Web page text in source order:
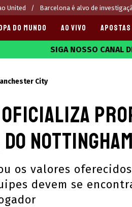
United Barcelona é alvo de
DO MUNDO AO VIVO APOSTAS
SIGA NOSSO CANAL
City
oficializa
os valores
devem se